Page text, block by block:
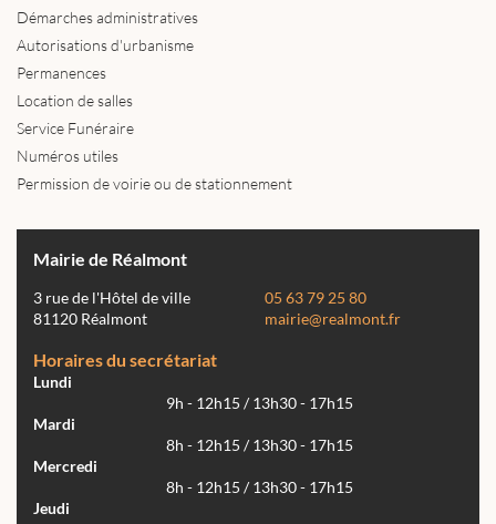
Démarches administratives
Autorisations d'urbanisme
Permanences
Location de salles
Service Funéraire
Numéros utiles
Permission de voirie ou de stationnement
Mairie de Réalmont
3 rue de l'Hôtel de ville
81120 Réalmont
05 63 79 25 80
mairie@realmont.fr
Horaires du secrétariat
Lundi
9h - 12h15 / 13h30 - 17h15
Mardi
8h - 12h15 / 13h30 - 17h15
Mercredi
8h - 12h15 / 13h30 - 17h15
Jeudi